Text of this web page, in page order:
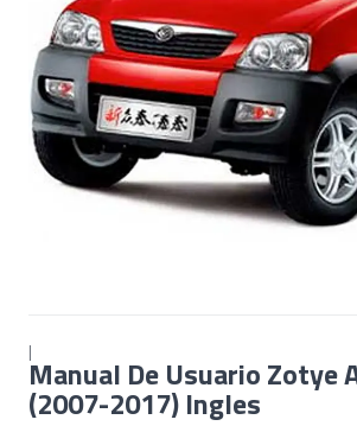
|
Manual De Usuario Zotye
(2007-2017) Ingles